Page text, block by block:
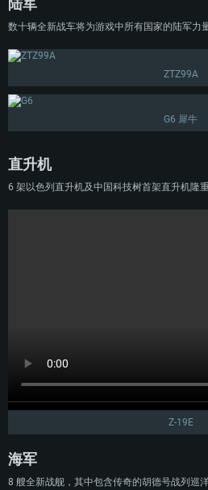
最低配置
操作系统：Windows 10 (64位)
内存大小：4GB
图形处理器：DirectX 11 级别的显卡 - AMD
GTX 660 (游戏支持的解析度最低为720P)
最低配置
操作系统：Mac OS Big Sur 11.0 或更新版本
处理器：Core i7，至少需要 2.2GHz (不支持
内存大小：6 GB
图形处理器: Intel Iris Pro 5200 (Mac) 或同
支持的解析度最低为720P)
最低配置
操作系统：大部分现代 64 位 Linux 系统发
内存大小：4 GB
图形处理器：NVIDIA GTX 660 及最新显卡
等水平的 AMD 显卡及最新的显卡驱动 (至少
陆军
数十辆全新战车将为游戏中所有国家的陆军力
ZTZ99A
G6 犀牛
直升机
6 架以色列直升机及中国科技树首架直升机隆
Z-19E
海军
8 艘全新战舰，其中包含传奇的胡德号战列巡洋